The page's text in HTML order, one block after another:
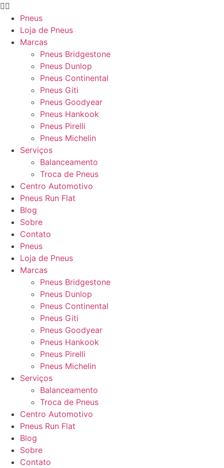
Pneus
Loja de Pneus
Marcas
Pneus Bridgestone
Pneus Dunlop
Pneus Continental
Pneus Giti
Pneus Goodyear
Pneus Hankook
Pneus Pirelli
Pneus Michelin
Serviços
Balanceamento
Troca de Pneus
Centro Automotivo
Pneus Run Flat
Blog
Sobre
Contato
Pneus
Loja de Pneus
Marcas
Pneus Bridgestone
Pneus Dunlop
Pneus Continental
Pneus Giti
Pneus Goodyear
Pneus Hankook
Pneus Pirelli
Pneus Michelin
Serviços
Balanceamento
Troca de Pneus
Centro Automotivo
Pneus Run Flat
Blog
Sobre
Contato